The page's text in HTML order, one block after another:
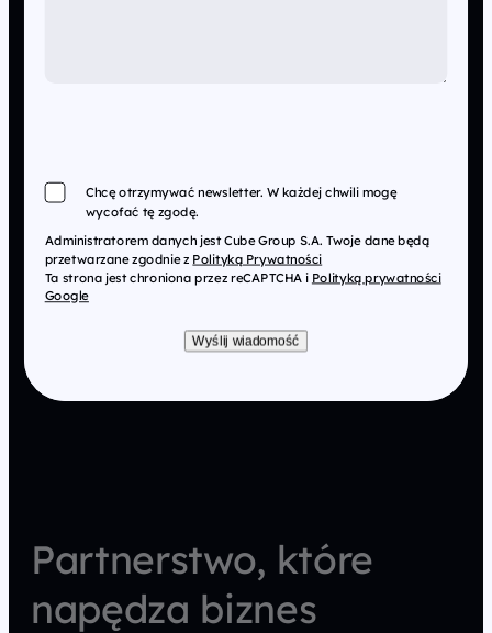
Chcę otrzymywać newsletter. W każdej chwili mogę
wycofać tę zgodę.
Administratorem danych jest Cube Group S.A. Twoje dane będą
przetwarzane zgodnie z Polityką Prywatności
Ta strona jest chroniona przez reCAPTCHA i Polityką prywatności
Google
Wyślij wiadomość
Partnerstwo, które
napędza biznes